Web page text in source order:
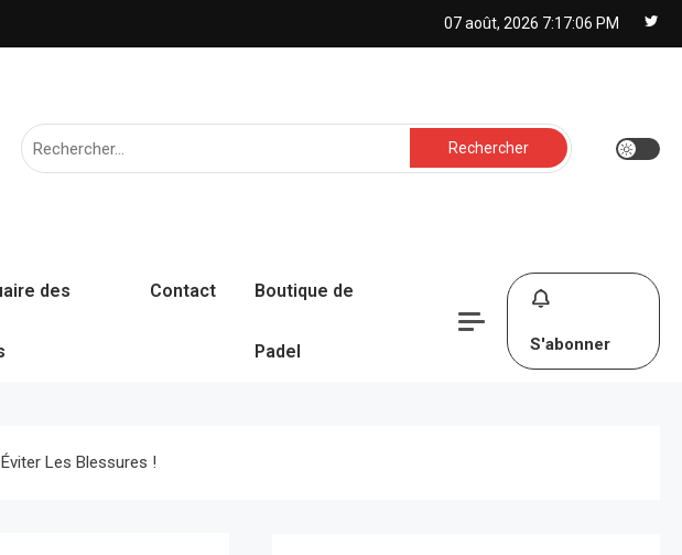
07 août, 2026 7:17:07 PM
Rechercher :
des Contact Boutique de
Padel S'abonner
Les Blessures !